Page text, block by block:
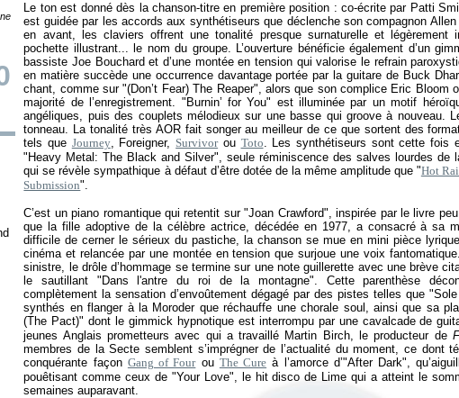
Le ton est donné dès la chanson-titre en première position : co-écrite par Patti
est guidée par les accords aux synthétiseurs que déclenche son compagnon
en avant, les claviers offrent une tonalité presque surnaturelle et légèrement
pochette illustrant... le nom du groupe. L’ouverture bénéficie également d’un
bassiste Joe Bouchard et d’une montée en tension qui valorise le refrain
en matière succède une occurrence davantage portée par la guitare de Buck
chant, comme sur "(Don’t Fear) The Reaper", alors que son complice Eric Bloom
majorité de l’enregistrement. "Burnin’ for You" est illuminée par un motif
angéliques, puis des couplets mélodieux sur une basse qui groove à nouveau.
tonneau. La tonalité très AOR fait songer au meilleur de ce que sortent des
tels que Journey, Foreigner, Survivorou Toto. Les synthétiseurs sont cette fois
"Heavy Metal: The Black and Silver", seule réminiscence des salves lourdes de
qui se révèle sympathique à défaut d’être dotée de la même amplitude que "Hot
Submission".
C’est un piano romantique qui retentit sur "Joan Crawford", inspirée par le livre
que la fille adoptive de la célèbre actrice, décédée en 1977, a consacré à sa
difficile de cerner le sérieux du pastiche, la chanson se mue en mini pièce
cinéma et relancée par une montée en tension que surjoue une voix
sinistre, le drôle d’hommage se termine sur une note guillerette avec une brève
le sautillant "Dans l'antre du roi de la montagne". Cette parenthèse
complètement la sensation d’envoûtement dégagé par des pistes telles que
synthés en flanger à la Moroder que réchauffe une chorale soul, ainsi que sa
(The Pact)" dont le gimmick hypnotique est interrompu par une cavalcade de
jeunes Anglais prometteurs avec qui a travaillé Martin Birch, le producteur de
membres de la Secte semblent s’imprégner de l’actualité du moment, ce dont
conquérante façon Gang of Fourou The Cure à l’amorce d’"After Dark",
pouêtisant comme ceux de "Your Love", le hit disco de Lime qui a atteint le
semaines auparavant.